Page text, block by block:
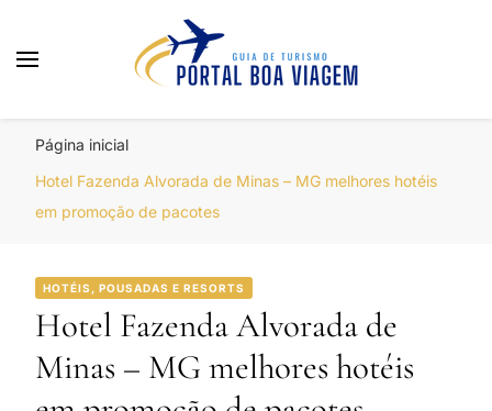
Página inicial
Hotel Fazenda Alvorada de Minas – MG melhores hotéis
em promoção de pacotes
HOTÉIS, POUSADAS E RESORTS
Hotel Fazenda Alvorada de
Minas – MG melhores hotéis